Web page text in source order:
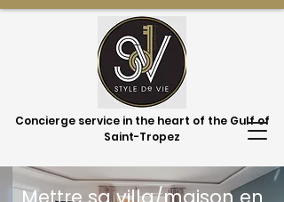
Concierge service in the heart of the Gulf of
Saint-Tropez